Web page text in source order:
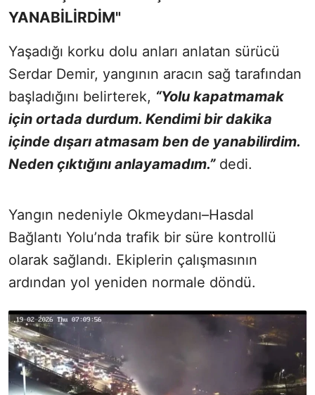
YANABİLİRDİM"
Yaşadığı korku dolu anları anlatan sürücü
Serdar Demir, yangının aracın sağ tarafından
başladığını belirterek, “Yolu kapatmamak
için ortada durdum. Kendimi bir dakika
içinde dışarı atmasam ben de yanabilirdim.
Neden çıktığını anlayamadım.”dedi.
Yangın nedeniyle Okmeydanı–Hasdal
Bağlantı Yolu’nda trafik bir süre kontrollü
olarak sağlandı. Ekiplerin çalışmasının
ardından yol yeniden normale döndü.